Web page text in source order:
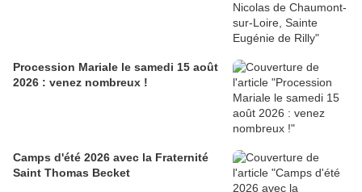
Procession Mariale le samedi 15 août
2026 : venez nombreux !
Camps d'été 2026 avec la Fraternité
Saint Thomas Becket